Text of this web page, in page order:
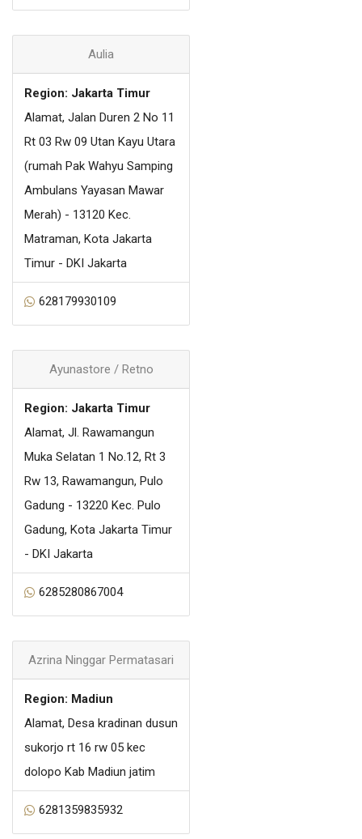
Aulia
Region: Jakarta Timur
Alamat, Jalan Duren 2 No 11
Rt 03 Rw 09 Utan Kayu Utara
(rumah Pak Wahyu Samping
Ambulans Yayasan Mawar
Merah) - 13120 Kec.
Matraman, Kota Jakarta
Timur - DKI Jakarta
628179930109
Ayunastore / Retno
Region: Jakarta Timur
Alamat, Jl. Rawamangun
Muka Selatan 1 No.12, Rt 3
Rw 13, Rawamangun, Pulo
Gadung - 13220 Kec. Pulo
Gadung, Kota Jakarta Timur
- DKI Jakarta
6285280867004
Azrina Ninggar Permatasari
Region: Madiun
Alamat, Desa kradinan dusun
sukorjo rt 16 rw 05 kec
dolopo Kab Madiun jatim
6281359835932